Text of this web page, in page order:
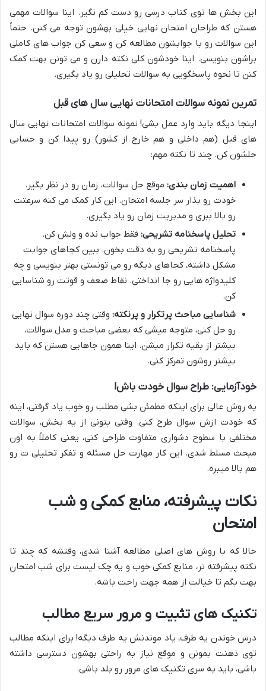
این بخش ها توی کتاب درسی رو دست کم نگیر. اینا سوالات مهمی
هستن که طراحان امتحان نهایی خیلی بهشون توجه می کنن. حتماً
این سوالات رو با جوابشون مطالعه کن و سعی کن جواب های کاملی
براشون بنویسی. اینا خودشون کلی نکته دارن و می تونن بهت کمک
کنن تا نحوه پاسخگویی به سوالات تحلیلی رو یاد بگیری.
تمرین نمونه سوالات امتحانات نهایی سال های قبل
اینجا دیگه باید وارد عمل بشی! نمونه سوالات امتحانات نهایی سال
های قبل (هم داخلی و هم خارج از کشور) رو پیدا کن و حسابی
حلشون کن. چند تا نکته مهم:
اهمیت زمان بندی: موقع حل سوالات، زمان رو در نظر بگیر.
خودت رو بذار سر جلسه امتحان. این کار کمک می کنه سرعتت
رو بالا ببری و مدیریت زمان رو یاد بگیری.
تحلیل پاسخنامه تشریحی: فقط جواب نده و ولش کن.
پاسخنامه تشریحی رو به دقت بخون. ببین کجاهای جوابت
مشکل داشته، کجاهای دیگه رو می تونستی بهتر بنویسی و چه
کلیدواژه هایی رو جا انداختی. نقاط ضعف و قوتت رو شناسایی
کن.
شناسایی مباحث پرتکرار و پرنکته: وقتی چند دوره سوال نهایی
رو حل کنی، متوجه میشی که بعضی مباحث و مدل سوالات،
بیشتر از بقیه تکرار میشن. اینا همون جاهایی هستن که باید
بیشتر روشون تمرکز کنی.
خودآزمایی: طراح سوال خودت باش!
یه روش عالی برای اینکه مطمئن بشی مطلب رو خوب یاد گرفتی، اینه
که خودت ازش سوال طرح کنی. وقتی بتونی از یه بخش، سوالات
مختلفی با سطوح دشواری متفاوت طراحی کنی، یعنی کاملاً به اون
مبحث مسلط شدی. این کار مهارت حل مسئله و تفکر تحلیلی ت رو
هم بالا میبره.
نکات پیشرفته، منابع کمکی و شب
امتحان
حالا که با روش های اصلی مطالعه آشنا شدی، وقتشه که چند تا
نکته پیشرفته تر، منابع کمکی خوب و یه چک لیست برای شب امتحان
بهت بگم تا خیالت از همه جهت راحت باشه.
تکنیک های تثبیت و مرور سریع مطالب
درس خوندن یه طرف، یاد موندنش یه طرف دیگه! برای اینکه مطالب
توی ذهنت بمونن و موقع نیاز به راحتی بهشون دسترسی داشته
باشی، باید یه سری تکنیک های مرور رو بلد باشی.